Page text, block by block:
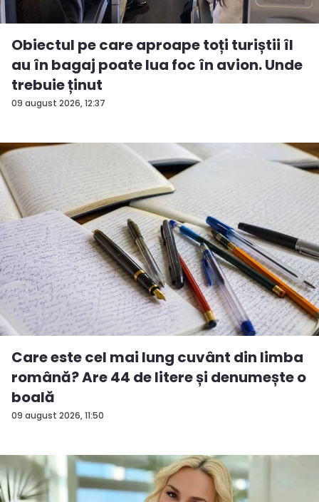
09 august 2026, 12:37
Obiectul pe care aproape toți turiștii îl
au în bagaj poate lua foc în avion. Unde
trebuie ținut
09 august 2026, 11:50
Care este cel mai lung cuvânt din limba
română? Are 44 de litere și denumește o
boală